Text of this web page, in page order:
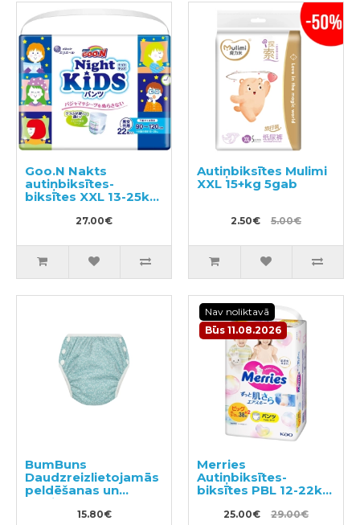
Goo.N Nakts
autiņbiksītes-
biksītes XXL 13-25kg
27.00€
Autiņbiksītes Mulimi
XXL 15+kg 5gab
2.50€ 5.00€
BumBuns
Daudzreizlietojamās
peldēšanas un
podiņmācību
autiņbiksīte M 11–15
15.80€
Nav noliktavā
Būs 11.08.2026
Merries
Autiņbiksītes-
biksītes PBL 12-22kg
25.00€ 29.00€